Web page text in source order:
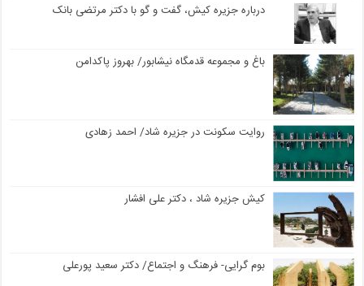
درباره جزیره کیش، گفت و گو با دکتر مرتضی بانک
باغ و مجموعه قدمگاه نیشابور/ بهروز پاکدامن
روایت سکونت در جزیره شاد/ احمد زهادی
کیش جزیره شاد ، دکتر علی افشار
بوم گرایی- فرهنگ و اجتماع/ دکتر سعید پورعلی